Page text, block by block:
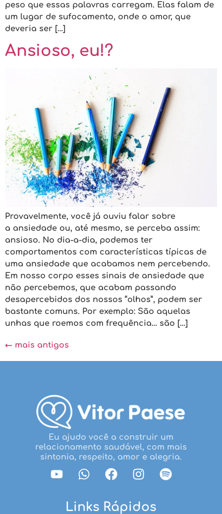
peso que essas palavras carregam. Elas falam de
um lugar de sufocamento, onde o amor, que
deveria ser […]
Ansioso, eu!?
Provavelmente, você já ouviu falar sobre
a ansiedade ou, até mesmo, se perceba assim:
ansioso. No dia-a-dia, podemos ter
comportamentos com características típicas de
uma ansiedade que acabamos nem percebendo.
Em nosso corpo esses sinais de ansiedade que
não percebemos, que acabam passando
desapercebidos dos nossos “olhos”, podem ser
bastante comuns. Por exemplo: São aquelas
unhas que roemos com frequência… são […]
← mais antigos
Eu ajudo você a construir um
relacionamento saudável, com mais
sintonia, respeito, amor e alegria.
Links Rápidos